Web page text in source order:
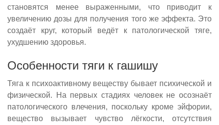
становятся менее выраженными, что приводит к
увеличению дозы для получения того же эффекта. Это
создаёт круг, который ведёт к патологической тяге,
ухудшению здоровья.
Особенности тяги к гашишу
Тяга к психоактивному веществу бывает психической и
физической. На первых стадиях человек не осознаёт
патологического влечения, поскольку кроме эйфории,
вещество вызывает чувство лёгкости, отсутствия